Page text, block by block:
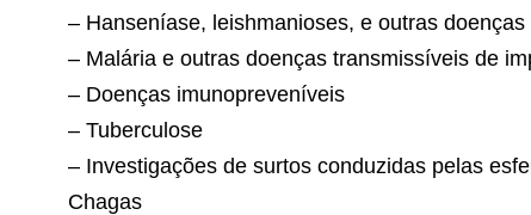
– Hanseníase, leishmanioses, e outras
– Malária e outras doenças transmissíveis de
– Doenças imunopreveníveis
– Tuberculose
– Investigações de surtos conduzidas pelas
Chagas